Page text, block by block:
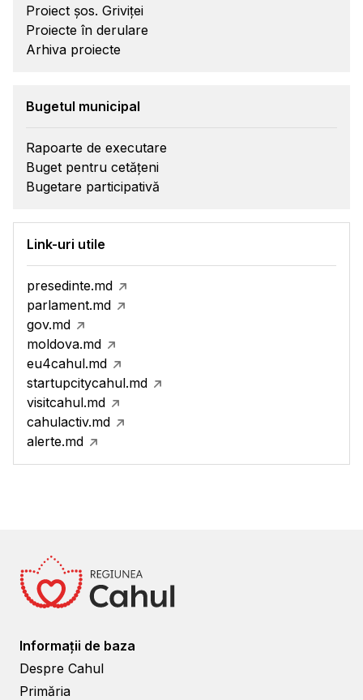
Proiect șos. Griviței
Proiecte în derulare
Arhiva proiecte
Bugetul municipal
Rapoarte de executare
Buget pentru cetățeni
Bugetare participativă
Link-uri utile
presedinte.md
parlament.md
gov.md
moldova.md
eu4cahul.md
startupcitycahul.md
visitcahul.md
cahulactiv.md
alerte.md
Informații de baza
Despre Cahul
Primăria